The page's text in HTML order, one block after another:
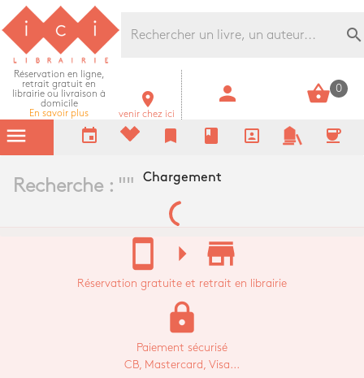
Librairie Ici Grands Boulevards
search
Réservation en ligne,
retrait gratuit en
librairie ou livraison à
domicile
En savoir plus
room
venir chez ici
person shopping_basket 0
menu event bookmark book portrait coffee
Recherche : "" Chargement
stay_current_portrait arrow_right store_mall_directory
Réservation gratuite et retrait en librairie
lock
Paiement sécurisé
CB, Mastercard, Visa...